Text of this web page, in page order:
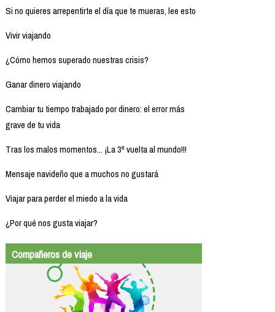
Si no quieres arrepentirte el día que te mueras, lee esto
Vivir viajando
¿Cómo hemos superado nuestras crisis?
Ganar dinero viajando
Cambiar tu tiempo trabajado por dinero: el error más
grave de tu vida
Tras los malos momentos... ¡La 3ª vuelta al mundo!!!
Mensaje navideño que a muchos no gustará
Viajar para perder el miedo a la vida
¿Por qué nos gusta viajar?
Compañeros de viaje